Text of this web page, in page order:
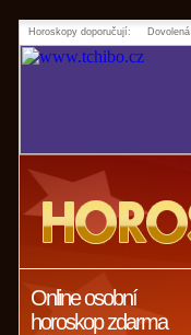
Horoskopy doporučují: Dovolená
Online osobní
horoskop zdarma